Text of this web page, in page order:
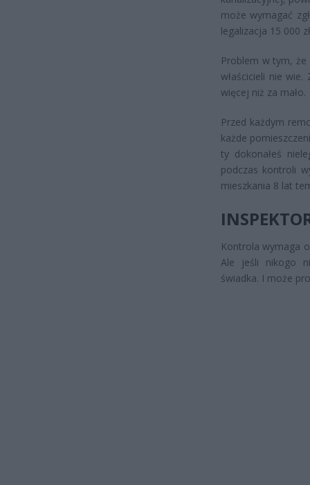
może wymagać
legalizacja 15 000
Problem w tym, że
właścicieli nie
więcej niż za mało.
Przed każdym
każde
ty dokonałeś
podczas kontroli
mieszkania 8 lat
Kontrola wymaga
Ale jeśli nikogo
świadka. I może